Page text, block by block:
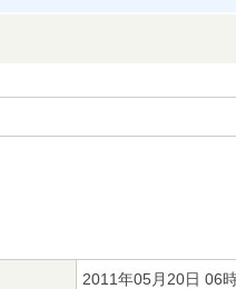
2011年05月20日 06